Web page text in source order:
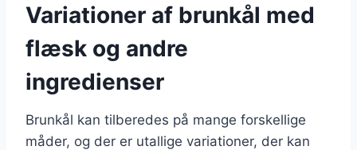
Variationer af brunkål med
flæsk og andre
ingredienser
Brunkål kan tilberedes på mange forskellige
måder, og der er utallige variationer, der kan